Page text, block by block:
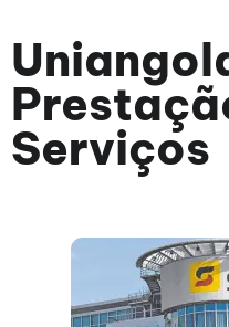
Serviços